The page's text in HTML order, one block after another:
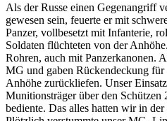
Als der Russe einen Gegenangriff
gewesen sein, feuerte er mit
Panzer, vollbesetzt mit Infanterie,
Soldaten flüchteten von der
Rohren, auch mit Panzerkanonen.
MG und gaben Rückendeckung
Anhöhe zurückliefen. Unser
Munitionsträger über den Schützen
bediente. Das alles hatten wir in